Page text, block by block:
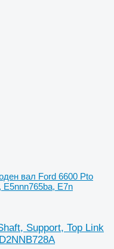
вал Ford 6600 Pto
E5nnn765ba, E7n
Support, Top Link